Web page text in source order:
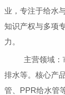
业，专注于给水
知识产权与多项
力。
主营领域：市
排水等。核心产
管、PPR给水管